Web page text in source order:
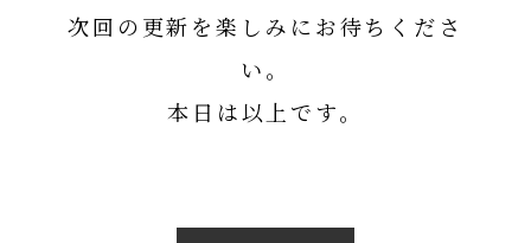
次回の更新を楽しみにお待ちくださ
い。
本日は以上です。